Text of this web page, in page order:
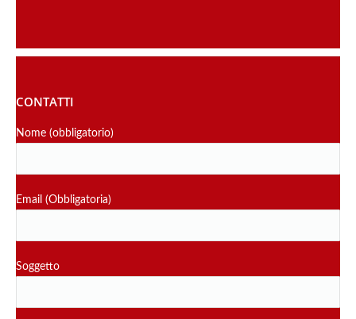
CONTATTI
Nome (obbligatorio)
Email (Obbligatoria)
Soggetto